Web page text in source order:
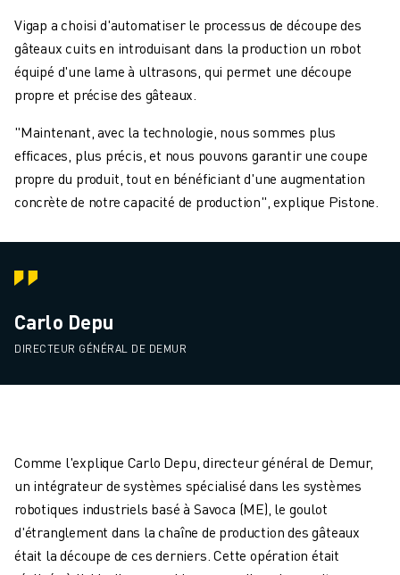
Vigap a choisi d'automatiser le processus de découpe des
gâteaux cuits en introduisant dans la production un robot
équipé d'une lame à ultrasons, qui permet une découpe
propre et précise des gâteaux.
"Maintenant, avec la technologie, nous sommes plus
efficaces, plus précis, et nous pouvons garantir une coupe
propre du produit, tout en bénéficiant d'une augmentation
concrète de notre capacité de production", explique Pistone.
Carlo Depu
DIRECTEUR GÉNÉRAL DE DEMUR
Comme l'explique Carlo Depu, directeur général de Demur,
un intégrateur de systèmes spécialisé dans les systèmes
robotiques industriels basé à Savoca (ME), le goulot
d'étranglement dans la chaîne de production des gâteaux
était la découpe de ces derniers. Cette opération était